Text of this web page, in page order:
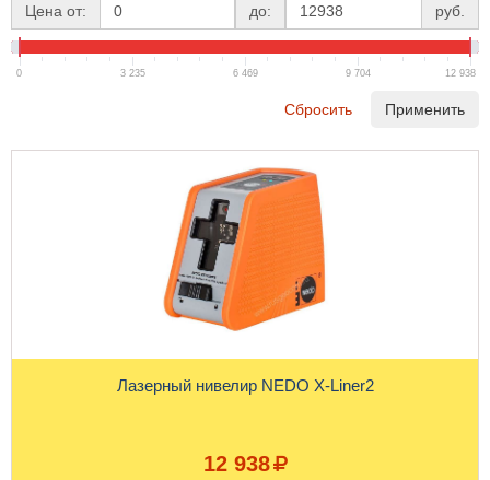
Цена от: до: руб.
0 3 235 6 469 9 704 12 938
Сбросить Применить
Лазерный нивелир NEDO X-Liner2
12 938